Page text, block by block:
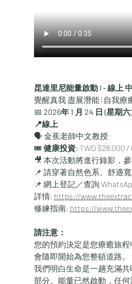
昆達里尼能量啟動 I - 線上
覺醒真我 盡展潛能 | 自我療
📅 2026年 1 月 24 日 (星期六
⁠📍線上
🗣 金蕉老師中文教授
🎟 健康投資: TWD $28,000 /
🎥 本次活動將進行錄影，
📌 請穿著自然色系、舒適
📌 網上登記／查詢
詳情: https://
修練指南: https://
請注意：
您的預約決定是您療癒旅
會隨即開始為您整頓道路。
我們明白生命是一趟充滿
部分。能量已然啟動，任